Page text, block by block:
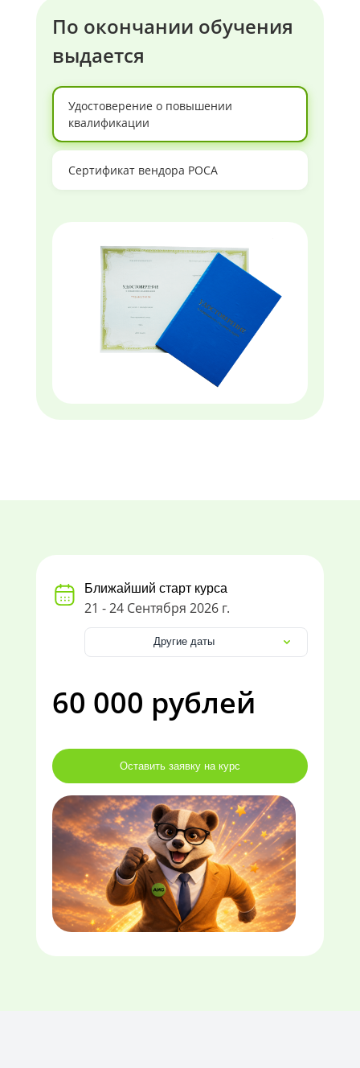
По окончании обучения
выдается
Удостоверение о повышении
квалификации
Сертификат вендора РОСА
Ближайший старт курса
21 - 24 Сентября 2026 г.
Другие даты
60 000 рублей
Оставить заявку на курс